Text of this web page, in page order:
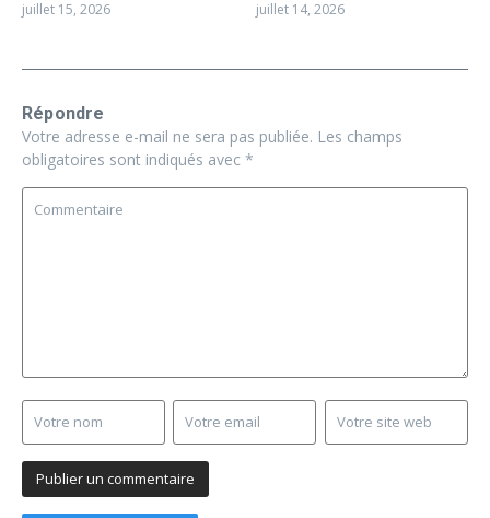
juillet 15, 2026 juillet 14, 2026
Répondre
Votre adresse e-mail ne sera pas publiée. Les champs
obligatoires sont indiqués avec *